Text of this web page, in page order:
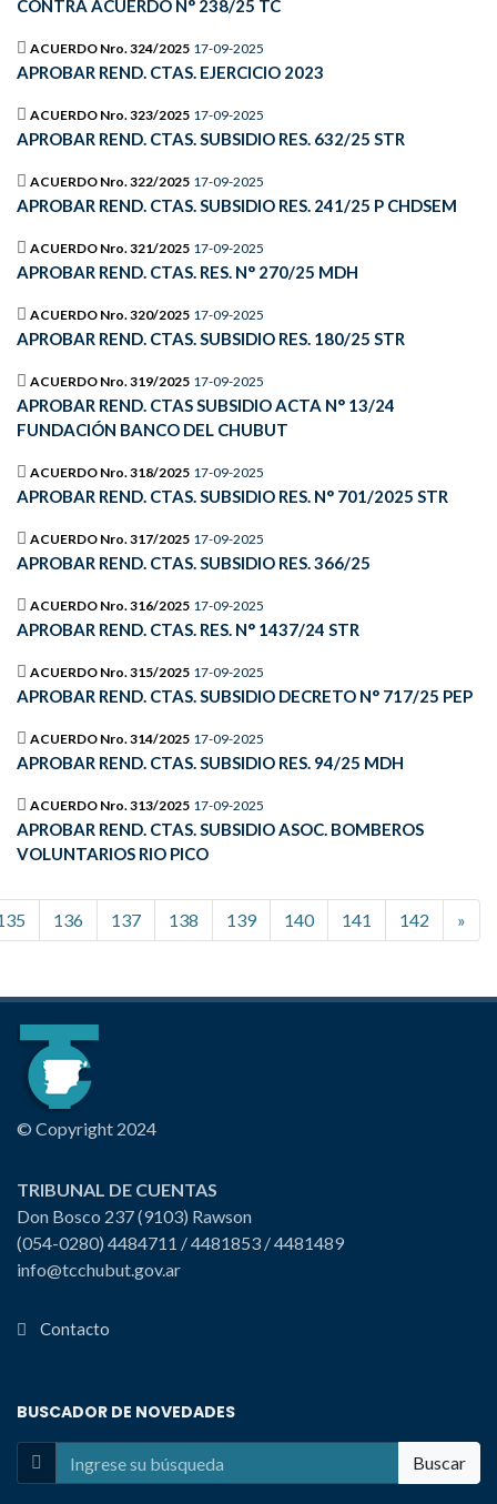
CONTRA ACUERDO N° 238/25 TC
ACUERDO Nro. 324/2025 17-09-2025
APROBAR REND. CTAS. EJERCICIO 2023
ACUERDO Nro. 323/2025 17-09-2025
APROBAR REND. CTAS. SUBSIDIO RES. 632/25 STR
ACUERDO Nro. 322/2025 17-09-2025
APROBAR REND. CTAS. SUBSIDIO RES. 241/25 P CHDSEM
ACUERDO Nro. 321/2025 17-09-2025
APROBAR REND. CTAS. RES. N° 270/25 MDH
ACUERDO Nro. 320/2025 17-09-2025
APROBAR REND. CTAS. SUBSIDIO RES. 180/25 STR
ACUERDO Nro. 319/2025 17-09-2025
APROBAR REND. CTAS SUBSIDIO ACTA N° 13/24
FUNDACIÓN BANCO DEL CHUBUT
ACUERDO Nro. 318/2025 17-09-2025
APROBAR REND. CTAS. SUBSIDIO RES. N° 701/2025 STR
ACUERDO Nro. 317/2025 17-09-2025
APROBAR REND. CTAS. SUBSIDIO RES. 366/25
ACUERDO Nro. 316/2025 17-09-2025
APROBAR REND. CTAS. RES. N° 1437/24 STR
ACUERDO Nro. 315/2025 17-09-2025
APROBAR REND. CTAS. SUBSIDIO DECRETO N° 717/25 PEP
ACUERDO Nro. 314/2025 17-09-2025
APROBAR REND. CTAS. SUBSIDIO RES. 94/25 MDH
ACUERDO Nro. 313/2025 17-09-2025
APROBAR REND. CTAS. SUBSIDIO ASOC. BOMBEROS
VOLUNTARIOS RIO PICO
136 137 138 139 140 141 142 »
© Copyright 2024
TRIBUNAL DE CUENTAS
Don Bosco 237 (9103) Rawson
(054-0280) 4484711 / 4481853 / 4481489
info@tcchubut.gov.ar
Contacto
BUSCADOR DE NOVEDADES
Buscar